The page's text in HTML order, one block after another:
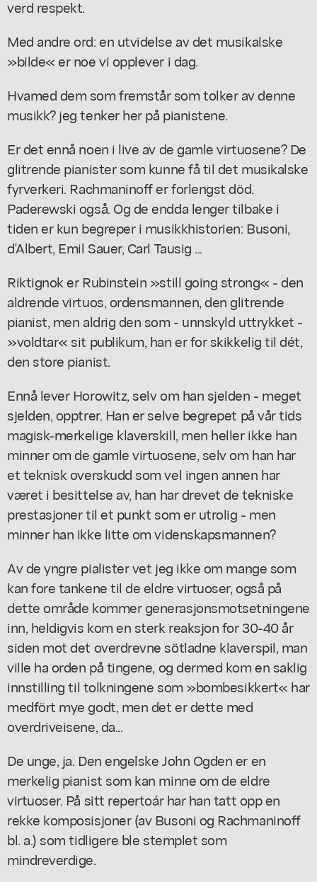
verd respekt.
Med andre ord: en utvidelse av det musikalske
»bilde« er noe vi opplever i dag.
Hvamed dem som fremstår som tolker av denne
musikk? jeg tenker her på pianistene.
Er det ennå noen i live av de gamle virtuosene? De
glitrende pianister som kunne få til det musikalske
fyrverkeri. Rachmaninoff er forlengst död.
Paderewski også. Og de endda lenger tilbake i
tiden er kun begreper i musikkhistorien: Busoni,
d'Albert, Emil Sauer, Carl Tausig ...
Riktignok er Rubinstein »still going strong« - den
aldrende virtuos, ordensmannen, den glitrende
pianist, men aldrig den som - unnskyld uttrykket -
»voldtar« sit publikum, han er for skikkelig til dét,
den store pianist.
Ennå lever Horowitz, selv om han sjelden - meget
sjelden, opptrer. Han er selve begrepet på vår tids
magisk-merkelige klaverskill, men heller ikke han
minner om de gamle virtuosene, selv om han har
et teknisk overskudd som vel ingen annen har
været i besittelse av, han har drevet de tekniske
prestasjoner til et punkt som er utrolig - men
minner han ikke litte om videnskapsmannen?
Av de yngre pialister vet jeg ikke om mange som
kan fore tankene til de eldre virtuoser, også på
dette område kommer generasjonsmotsetningene
inn, heldigvis kom en sterk reaksjon for 30-40 år
siden mot det overdrevne sötladne klaverspil, man
ville ha orden på tingene, og dermed kom en saklig
innstilling til tolkningene som »bombesikkert« har
medfört mye godt, men det er dette med
overdriveisene, da...
De unge, ja. Den engelske John Ogden er en
merkelig pianist som kan minne om de eldre
virtuoser. På sitt repertoár har han tatt opp en
rekke komposisjoner (av Busoni og Rachmaninoff
bl. a.) som tidligere ble stemplet som
mindreverdige.